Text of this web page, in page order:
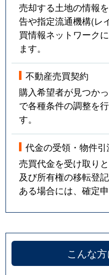
売却する土地の情報
告や指定流通機構(レ
買情報ネットワーク
ます。
不動産売買契約
購入希望者が見つか
で各種条件の調整を
す。
代金の受領・物件引
売買代金を受け取り
及び所有権の移転登
ある場合には、確定
こんな